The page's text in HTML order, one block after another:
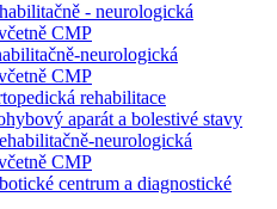
- neurologická
CMP
neurologická
CMP
rehabilitace
aparát a bolestivé stavy
neurologická
CMP
centrum a diagnostické